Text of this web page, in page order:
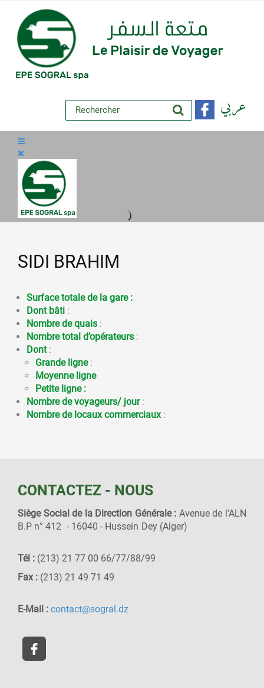
عربي
SIDI BRAHIM
Surface totale de la gare :
Dont bâti :
Nombre de quais :
Nombre total d’opérateurs :
Dont :
Grande ligne:
Moyenne ligne
Petite ligne :
Nombre de voyageurs/ jour :
Nombre de locaux commerciaux:
CONTACTEZ - NOUS
Siège Social de la Direction Générale : Avenue de l’ALN
B.P n° 412 - 16040 - Hussein Dey (Alger)
Tél : (213) 21 77 00 66/77/88/99
Fax : (213) 21 49 71 49
E-Mail : contact@sogral.dz